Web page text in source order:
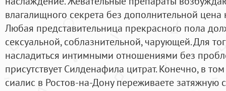
влагалищного секрета без дополнительной цена
Любая представительница прекрасного пола
сексуальной, соблазнительной, чарующей. Для
насладиться интимными отношениями без
присутствует Силденафила цитрат. Конечно, в
сиалис в Ростов-на-Дону переживаете затяжную